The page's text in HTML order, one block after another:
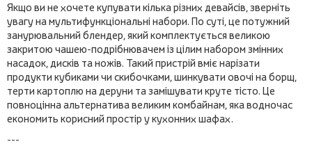
Якщо ви не хочете купувати кілька різних девайсів, зверніть
увагу на мультифункціональні набори. По суті, це потужний
занурювальний блендер, який комплектується великою
закритою чашею-подрібнювачем із цілим набором змінних
насадок, дисків та ножів. Такий пристрій вміє нарізати
продукти кубиками чи скибочками, шинкувати овочі на борщ,
терти картоплю на деруни та замішувати круте тісто. Це
повноцінна альтернатива великим комбайнам, яка водночас
економить корисний простір у кухонних шафах.
---